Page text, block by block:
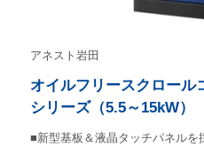
アネスト岩田
オイルフリースクロール
シリーズ（5.5～15kW）
■新型基板＆液晶タッチパネルを